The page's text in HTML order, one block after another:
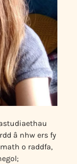
â nhw ers fy
o raddfa,